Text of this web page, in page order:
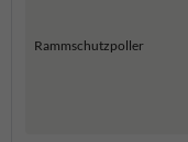
Rammschutzpoller